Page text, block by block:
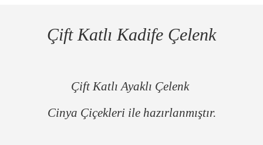
Çift Katlı Kadife Çelenk
Çift Katlı Ayaklı Çelenk
Cinya Çiçekleri ile hazırlanmıştır.